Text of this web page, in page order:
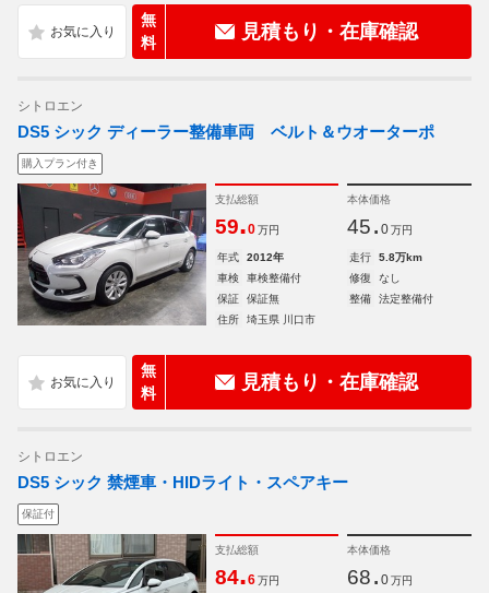
無
料
見積もり・在庫確認
シトロエン
DS5 シック ディーラー整備車両 ベルト＆ウオーターポ
購入プラン付き
支払総額
59.0 万円
本体価格
45. 0 万円
年式 2012年 走行
5.8万km
車検
車検整備付 修復
なし
保証
保証無 整備
法定整備付
住所
埼玉県 川口市
無
料
見積もり・在庫確認
シトロエン
DS5 シック 禁煙車・HIDライト・スペアキー
保証付
支払総額
84.6 万円
本体価格
68. 0 万円